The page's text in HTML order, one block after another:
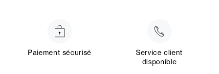
Paiement sécurisé
Service client
disponible